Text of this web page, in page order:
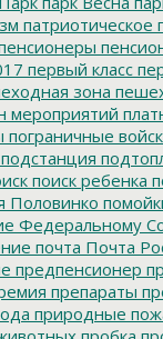
патриотическое
первый класс
зона
мероприятий
пограничные
подстанция
поиск ребенка
Половинко
Федеральному
почта Почта
предпенсионер
препараты
природные